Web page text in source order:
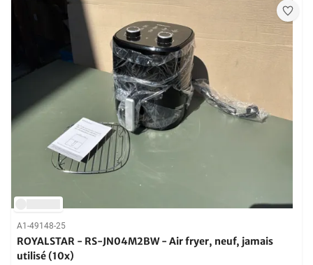
A1-49148-25
ROYALSTAR - RS-JN04M2BW - Air fryer, neuf, jamais
utilisé (10x)